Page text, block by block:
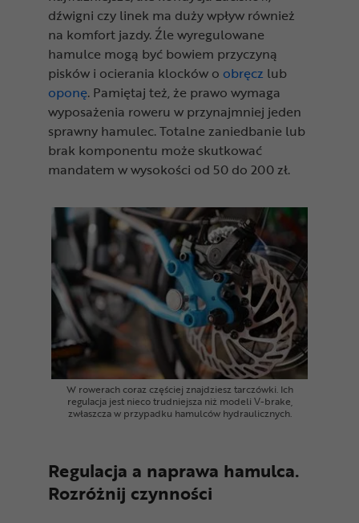
dźwigni czy linek ma duży wpływ również
na komfort jazdy. Źle wyregulowane
hamulce mogą być bowiem przyczyną
pisków i ocierania klocków o obręcz lub
oponę. Pamiętaj też, że prawo wymaga
wyposażenia roweru w przynajmniej jeden
sprawny hamulec. Totalne zaniedbanie lub
brak komponentu może skutkować
mandatem w wysokości od 50 do 200 zł.
W rowerach coraz częściej znajdziesz tarczówki. Ich
regulacja jest nieco trudniejsza niż modeli V-brake,
zwłaszcza w przypadku hamulców hydraulicznych.
Regulacja a naprawa hamulca.
Rozróżnij czynności